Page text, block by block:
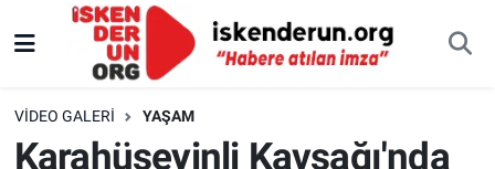
VIDEO GALERI YAŞAM
Karahüseyinli Kavşağı'nda